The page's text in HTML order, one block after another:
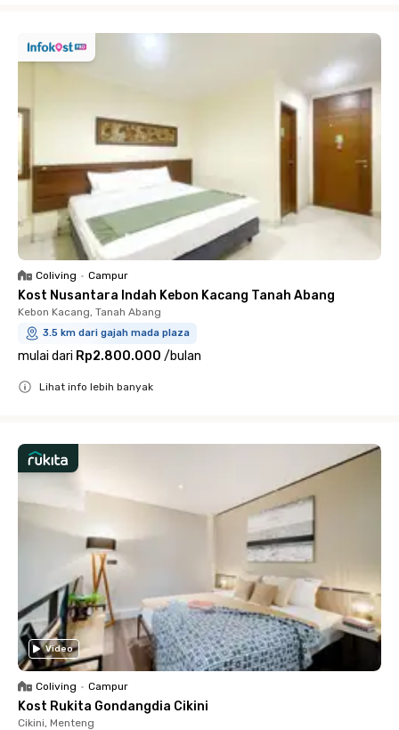
Coliving • Campur
Kost Nusantara Indah Kebon Kacang Tanah Abang
Kebon Kacang, Tanah Abang
3.5 km dari gajah mada plaza
mulai dari Rp2.800.000 /bulan
Lihat info lebih banyak
Video
Coliving • Campur
Kost Rukita Gondangdia Cikini
Cikini, Menteng